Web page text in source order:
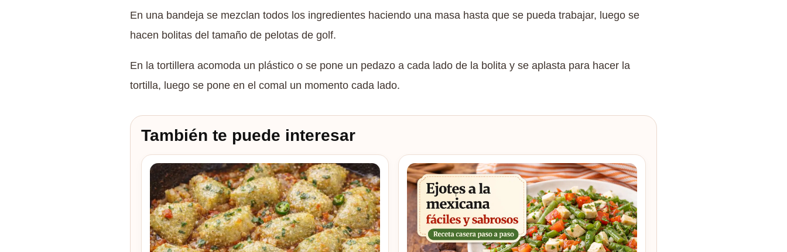
En una bandeja se mezclan todos los ingredientes haciendo una masa hasta que se pueda trabajar, luego se
hacen bolitas del tamaño de pelotas de golf.
En la tortillera acomoda un plástico o se pone un pedazo a cada lado de la bolita y se aplasta para hacer la
tortilla, luego se pone en el comal un momento cada lado.
También te puede interesar